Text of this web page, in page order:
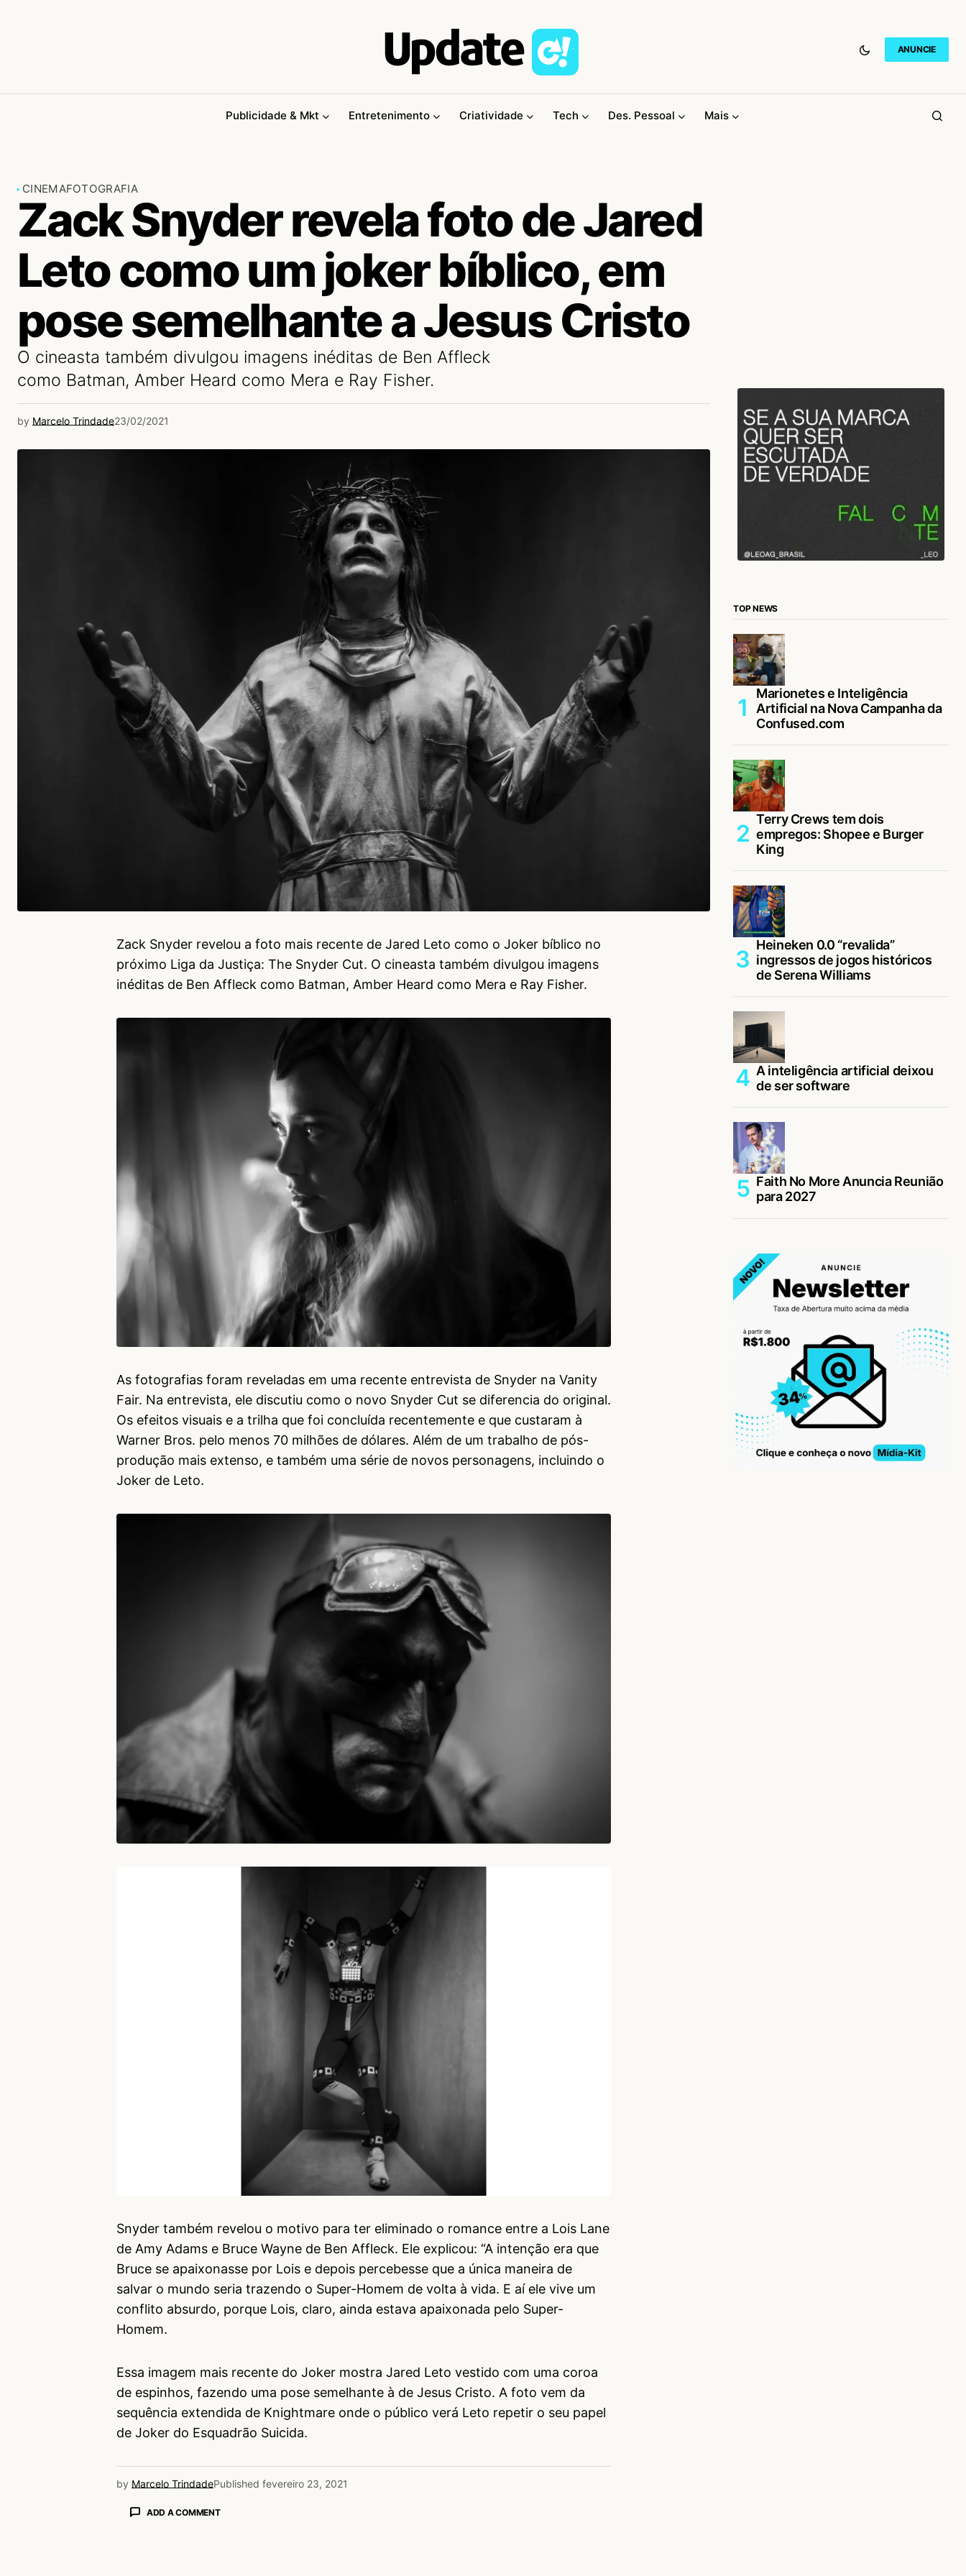
ANUNCIE
Publicidade & Mkt Entretenimento Criatividade Tech Des. Pessoal Mais
CINEMAFOTOGRAFIA
Zack Snyder revela foto de Jared
Leto como um joker bíblico, em
pose semelhante a Jesus Cristo
O cineasta também divulgou imagens inéditas de Ben Affleck
como Batman, Amber Heard como Mera e Ray Fisher.
by Marcelo Trindade23/02/2021
Zack Snyder revelou a foto mais recente de Jared Leto como o Joker bíblico no
próximo Liga da Justiça: The Snyder Cut. O cineasta também divulgou imagens
inéditas de Ben Affleck como Batman, Amber Heard como Mera e Ray Fisher.
As fotografias foram reveladas em uma recente entrevista de Snyder na Vanity
Fair. Na entrevista, ele discutiu como o novo Snyder Cut se diferencia do original.
Os efeitos visuais e a trilha que foi concluída recentemente e que custaram à
Warner Bros. pelo menos 70 milhões de dólares. Além de um trabalho de pós-
produção mais extenso, e também uma série de novos personagens, incluindo o
Joker de Leto.
Snyder também revelou o motivo para ter eliminado o romance entre a Lois Lane
de Amy Adams e Bruce Wayne de Ben Affleck. Ele explicou: “A intenção era que
Bruce se apaixonasse por Lois e depois percebesse que a única maneira de
salvar o mundo seria trazendo o Super-Homem de volta à vida. E aí ele vive um
conflito absurdo, porque Lois, claro, ainda estava apaixonada pelo Super-
Homem.
Essa imagem mais recente do Joker mostra Jared Leto vestido com uma coroa
de espinhos, fazendo uma pose semelhante à de Jesus Cristo. A foto vem da
sequência extendida de Knightmare onde o público verá Leto repetir o seu papel
de Joker do Esquadrão Suicida.
by Marcelo TrindadePublished fevereiro 23, 2021
ADD A COMMENT
TOP NEWS
Marionetes e Inteligência
Artificial na Nova Campanha da
Confused.com
Terry Crews tem dois
empregos: Shopee e Burger
King
Heineken 0.0 “revalida”
ingressos de jogos históricos
de Serena Williams
A inteligência artificial deixou
de ser software
Faith No More Anuncia Reunião
para 2027